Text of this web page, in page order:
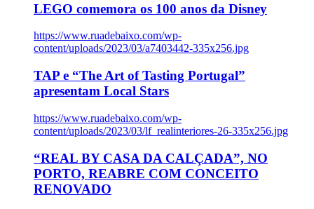
LEGO comemora os 100 anos da Disney
https://www.ruadebaixo.com/wp-
content/uploads/2023/03/a7403442-335x256.jpg
TAP e “The Art of Tasting Portugal”
apresentam Local Stars
https://www.ruadebaixo.com/wp-
content/uploads/2023/03/lf_realinteriores-26-335x256.jpg
“REAL BY CASA DA CALÇADA”, NO
PORTO, REABRE COM CONCEITO
RENOVADO